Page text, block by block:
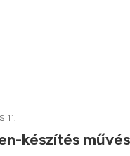
11.
készítés